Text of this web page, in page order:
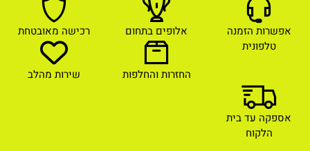
אפשרות הזמנה
טלפונית
אלופים בתחום רכישה מאובטחת
החזרות והחלפות שירות מהלב
אספקה עד בית
הלקוח